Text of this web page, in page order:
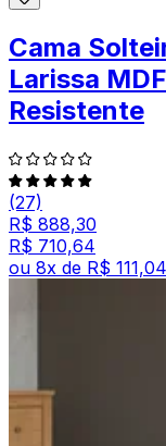
Cama
Larissa
Resistente
(27)
R$ 888,30
R$ 710,64
ou 8x de R$ 111,04